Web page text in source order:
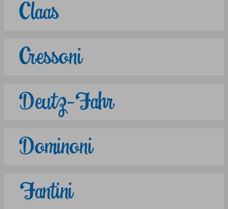
Claas
Cressoni
Deutz-Fahr
Dominoni
Fantini